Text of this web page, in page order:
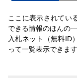
ここに表示されてい
できる情報のほんの一
入札ネット（無料ID
って一覧表示できます